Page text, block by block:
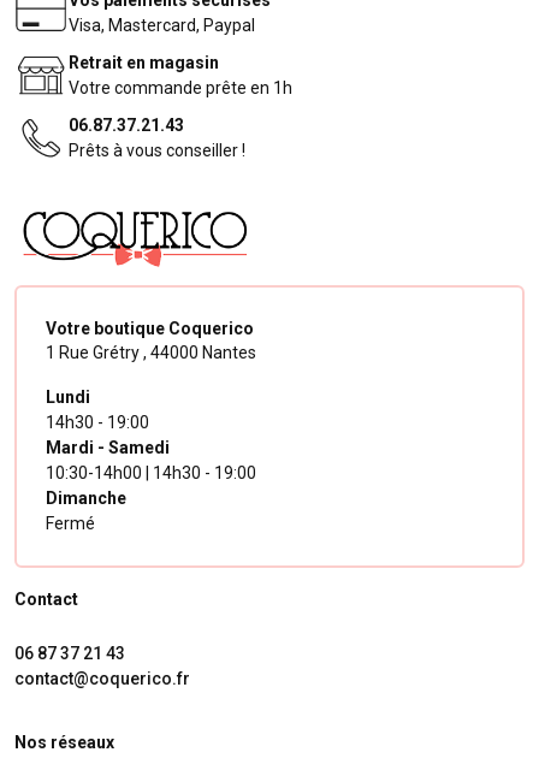
Visa, Mastercard, Paypal
Retrait en magasin
Votre commande prête en 1h
06.87.37.21.43
Prêts à vous conseiller !
Votre boutique Coquerico
1 Rue Grétry , 44000 Nantes
Lundi
14h30 - 19:00
Mardi - Samedi
10:30-14h00 | 14h30 - 19:00
Dimanche
Fermé
Contact
06 87 37 21 43
contact@coquerico.fr
Nos réseaux